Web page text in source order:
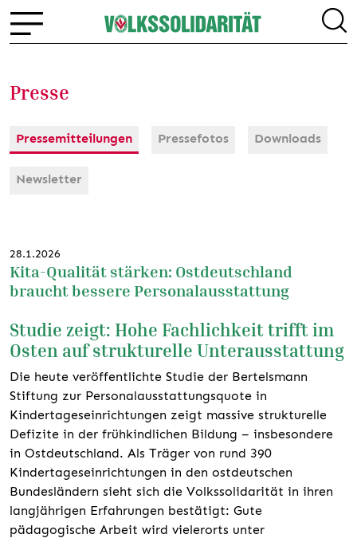
Presse
Pressemitteilungen Pressefotos Downloads
Newsletter
28.1.2026
Kita-Qualität stärken: Ostdeutschland
braucht bessere Personalausstattung
Studie zeigt: Hohe Fachlichkeit trifft im
Osten auf strukturelle Unterausstattung
Die heute veröffentlichte Studie der Bertelsmann
Stiftung zur Personalausstattungsquote in
Kindertageseinrichtungen zeigt massive strukturelle
Defizite in der frühkindlichen Bildung – insbesondere
in Ostdeutschland. Als Träger von rund 390
Kindertageseinrichtungen in den ostdeutschen
Bundesländern sieht sich die Volkssolidarität in ihren
langjährigen Erfahrungen bestätigt: Gute
pädagogische Arbeit wird vielerorts unter